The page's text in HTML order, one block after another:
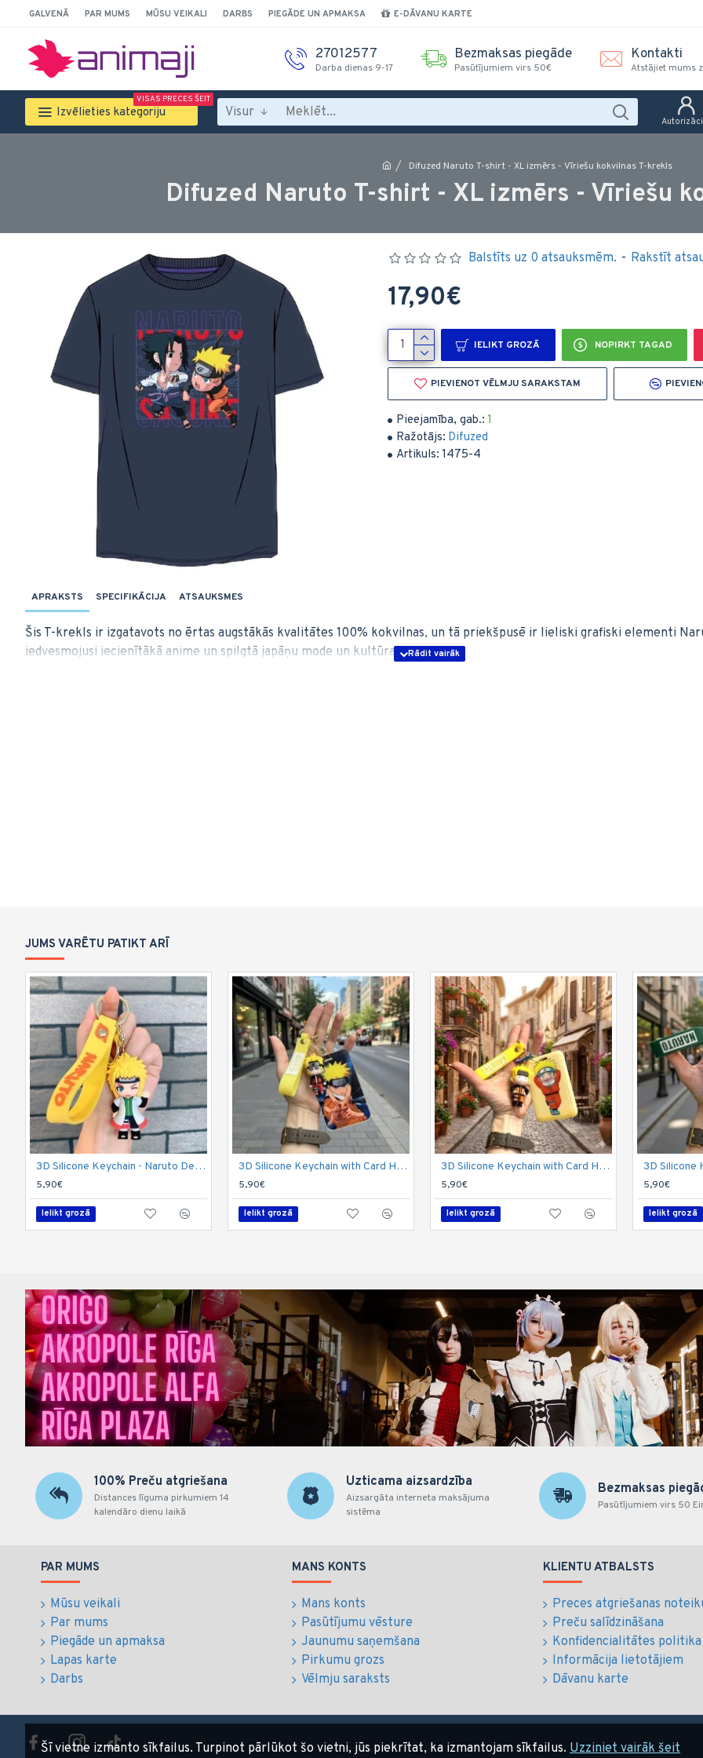
GALVENĀ PAR MUMS MŪSU VEIKALI DARBS PIEGĀDE UN APMAKSA E-DĀVANU KARTE
27012577
Darba dienas 9-17
Bezmaksas piegāde
Pasūtījumiem virs 50€
Kontakti
Atstājiet mums
Izvēlieties kategoriju
VISAS PRECES ŠEIT
Visur
Difuzed Naruto T-shirt - XL izmērs - Vīriešu kokvilnas T-krekls
Difuzed Naruto T-shirt - XL izmērs - Vīriešu
Pieejamība, gab.: 1
Ražotājs: Difuzed
Artikuls: 1475-4
Balstīts uz 0 atsauksmēm. - Rakstīt
17,90€
IELIKT GROZĀ NOPIRKT TAGAD
PIEVIENOT VĒLMJU SARAKSTAM
APRAKSTS SPECIFIKĀCIJA ATSAUKSMES
Šis T-krekls ir izgatavots no ērtas augstākās kvalitātes 100% kokvilnas, un tā priekšpusē ir lieliski grafiski elementi
iedvesmojusi iecienītākā anime un spilgtā japāņu mode un kultūra.
JUMS VARĒTU PATIKT ARĪ
3D Silicone Keychain - Naruto Design 1 - Silikona atslēgu piekariņš
5,90€
Ielikt grozā
3D Silicone Keychain with Card Holder - Naruto Design 1 - Silikona atslēgu piekariņš ar karšu turētāju
5,90€
Ielikt grozā
3D Silicone Keychain with Card Holder - Naruto Design 2 - Silikona atslēgu piekariņš ar karšu turētāju
5,90€
Ielikt grozā
5,90€
Ielikt grozā
100% Preču atgriešana
Distances līguma pirkumiem 14
kalendāro dienu laikā
Uzticama aizsardzība
Aizsargāta interneta maksājuma
sistēma
Bezmaksas
Pasūtījumiem virs 50
PAR MUMS
Mūsu veikali
Par mums
Piegāde un apmaksa
Lapas karte
Darbs
MANS KONTS
Mans konts
Pasūtījumu vēsture
Jaunumu saņemšana
Pirkumu grozs
Vēlmju saraksts
KLIENTU ATBALSTS
Preces atgriešanas
Preču salīdzināšana
Konfidencialitātes politika
Informācija lietotājiem
Dāvanu karte
Šī vietne izmanto sīkfailus. Turpinot pārlūkot šo vietni, jūs piekrītat, ka izmantojam sīkfailus. Uzziniet vairāk šeit